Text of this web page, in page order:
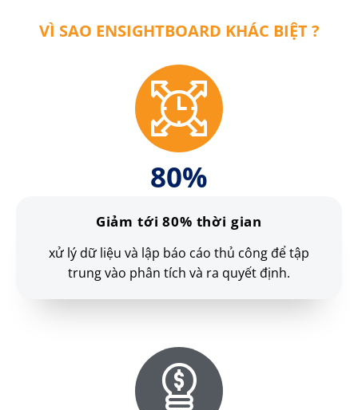
VÌ SAO ENSIGHTBOARD KHÁC BIỆT ?
80%
Giảm tới 80% thời gian
xử lý dữ liệu và lập báo cáo thủ công để tập
trung vào phân tích và ra quyết định.